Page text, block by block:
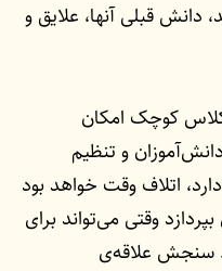
دانش قبلی آنها، علایق و
کوچک امکان
و تنظیم
اتلاف وقت خواهد بود
وقتی می‌تواند برای
سنجش علاقه‌ی